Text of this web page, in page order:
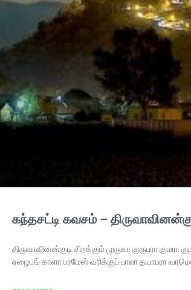
கந்தசட்டி கவசம் –
திருவாவினன்குடி சிறக்கும் முருகா குருபரா
ஏழைபங் காளா பரமேஸ் வரிக்குப் பாலா தயாபரா